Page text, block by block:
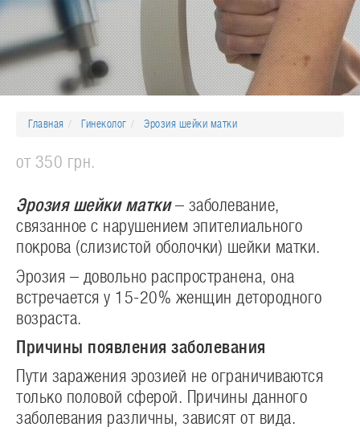
Главная Гинеколог Эрозия шейки матки
от 350 грн.
Эрозия шейки матки– заболевание,
связанное с нарушением эпителиального
покрова (слизистой оболочки) шейки матки.
Эрозия – довольно распространена, она
встречается у 15-20% женщин детородного
возраста.
Причины появления заболевания
Пути заражения эрозией не ограничиваются
только половой сферой. Причины данного
заболевания различны, зависят от вида.